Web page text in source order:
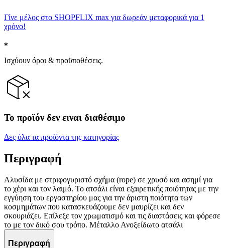
Γίνε μέλος στο SHOPFLIX max για δωρεάν μεταφορικά για 1
χρόνο!
Ισχύουν όροι & προϋποθέσεις.
Το προϊόν δεν ειναι διαθέσιμο
Δες όλα τα προϊόντα της κατηγορίας
Περιγραφή
Αλυσίδα με στριφογυριστό σχήμα (rope) σε χρυσό και ασημί για
το χέρι και τον λαιμό. Το ατσάλι είναι εξαιρετικής ποιότητας με την
εγγύηση του εργαστηρίου μας για την άριστη ποιότητα των
κοσμημάτων που κατασκευάζουμε δεν μαυρίζει και δεν
σκουριάζει. Επίλεξε τον χρωματισμό και τις διαστάσεις και φόρεσε
το με τον δικό σου τρόπο. Μέταλλο Ανοξείδωτο ατσάλι
Περιγραφή